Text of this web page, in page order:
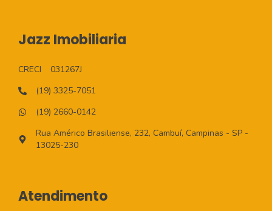
Jazz Imobiliaria
CRECI
031267J
(19) 3325-7051
(19) 2660-0142
Rua Américo Brasiliense, 232, Cambuí, Campinas - SP -
13025-230
Atendimento